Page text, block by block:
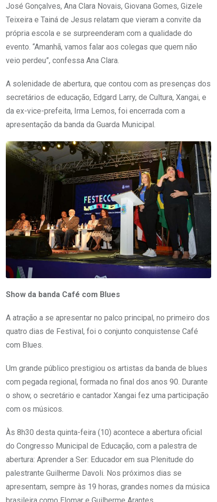
José Gonçalves, Ana Clara Novais, Giovana Gomes, Gizele
Teixeira e Tainá de Jesus relatam que vieram a convite da
própria escola e se surpreenderam com a qualidade do
evento. “Amanhã, vamos falar aos colegas que quem não
veio perdeu”, confessa Ana Clara.
A solenidade de abertura, que contou com as presenças dos
secretários de educação, Edgard Larry, de Cultura, Xangai, e
da ex-vice-prefeita, Irma Lemos, foi encerrada com a
apresentação da banda da Guarda Municipal.
Show da banda Café com Blues
A atração a se apresentar no palco principal, no primeiro dos
quatro dias de Festival, foi o conjunto conquistense Café
com Blues.
Um grande público prestigiou os artistas da banda de blues
com pegada regional, formada no final dos anos 90. Durante
o show, o secretário e cantador Xangai fez uma participação
com os músicos.
Às 8h30 desta quinta-feira (10) acontece a abertura oficial
do Congresso Municipal de Educação, com a palestra de
abertura: Aprender a Ser: Educador em sua Plenitude do
palestrante Guilherme Davoli. Nos próximos dias se
apresentam, sempre às 19 horas, grandes nomes da música